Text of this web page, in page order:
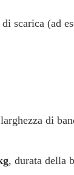
scarica (ad
di
, durata della